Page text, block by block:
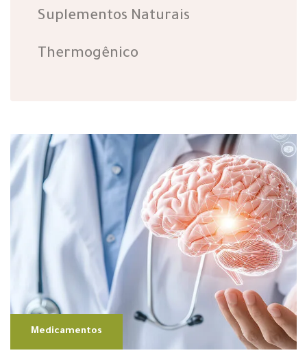
Medicamentos
Suplementos Naturais
Thermogênico